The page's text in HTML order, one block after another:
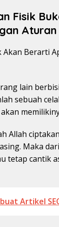
Fisik
lain
sebuah
Allah
Maka
tetap cantik
Artikel